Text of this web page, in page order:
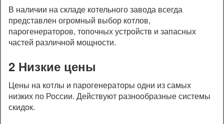
В наличии на складе котельного завода всегда
представлен огромный выбор котлов,
парогенераторов, топочных устройств и запасных
частей различной мощности.
2 Низкие цены
Цены на котлы и парогенераторы одни из самых
низких по России. Действуют разнообразные системы
скидок.